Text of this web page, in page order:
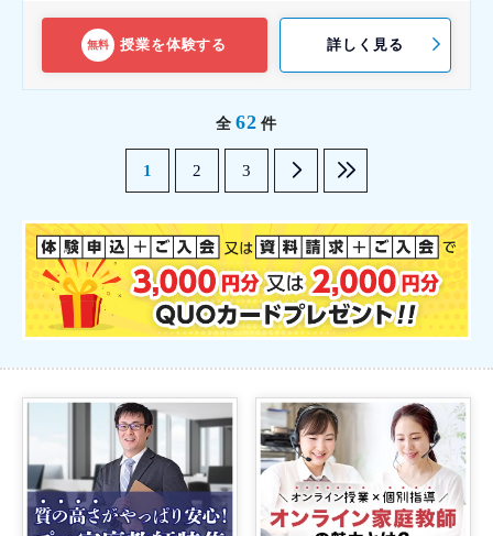
無料 授業を体験する 詳しく見る
全 62 件
1 2 3